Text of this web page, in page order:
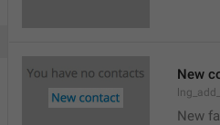
New
New